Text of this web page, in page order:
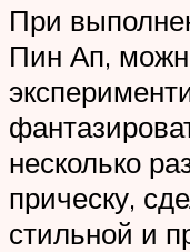
При
Пин Ап,
несколько
прическу,
стильной и